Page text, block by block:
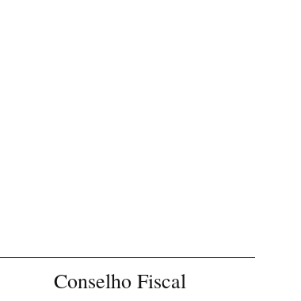
Conselho Fiscal